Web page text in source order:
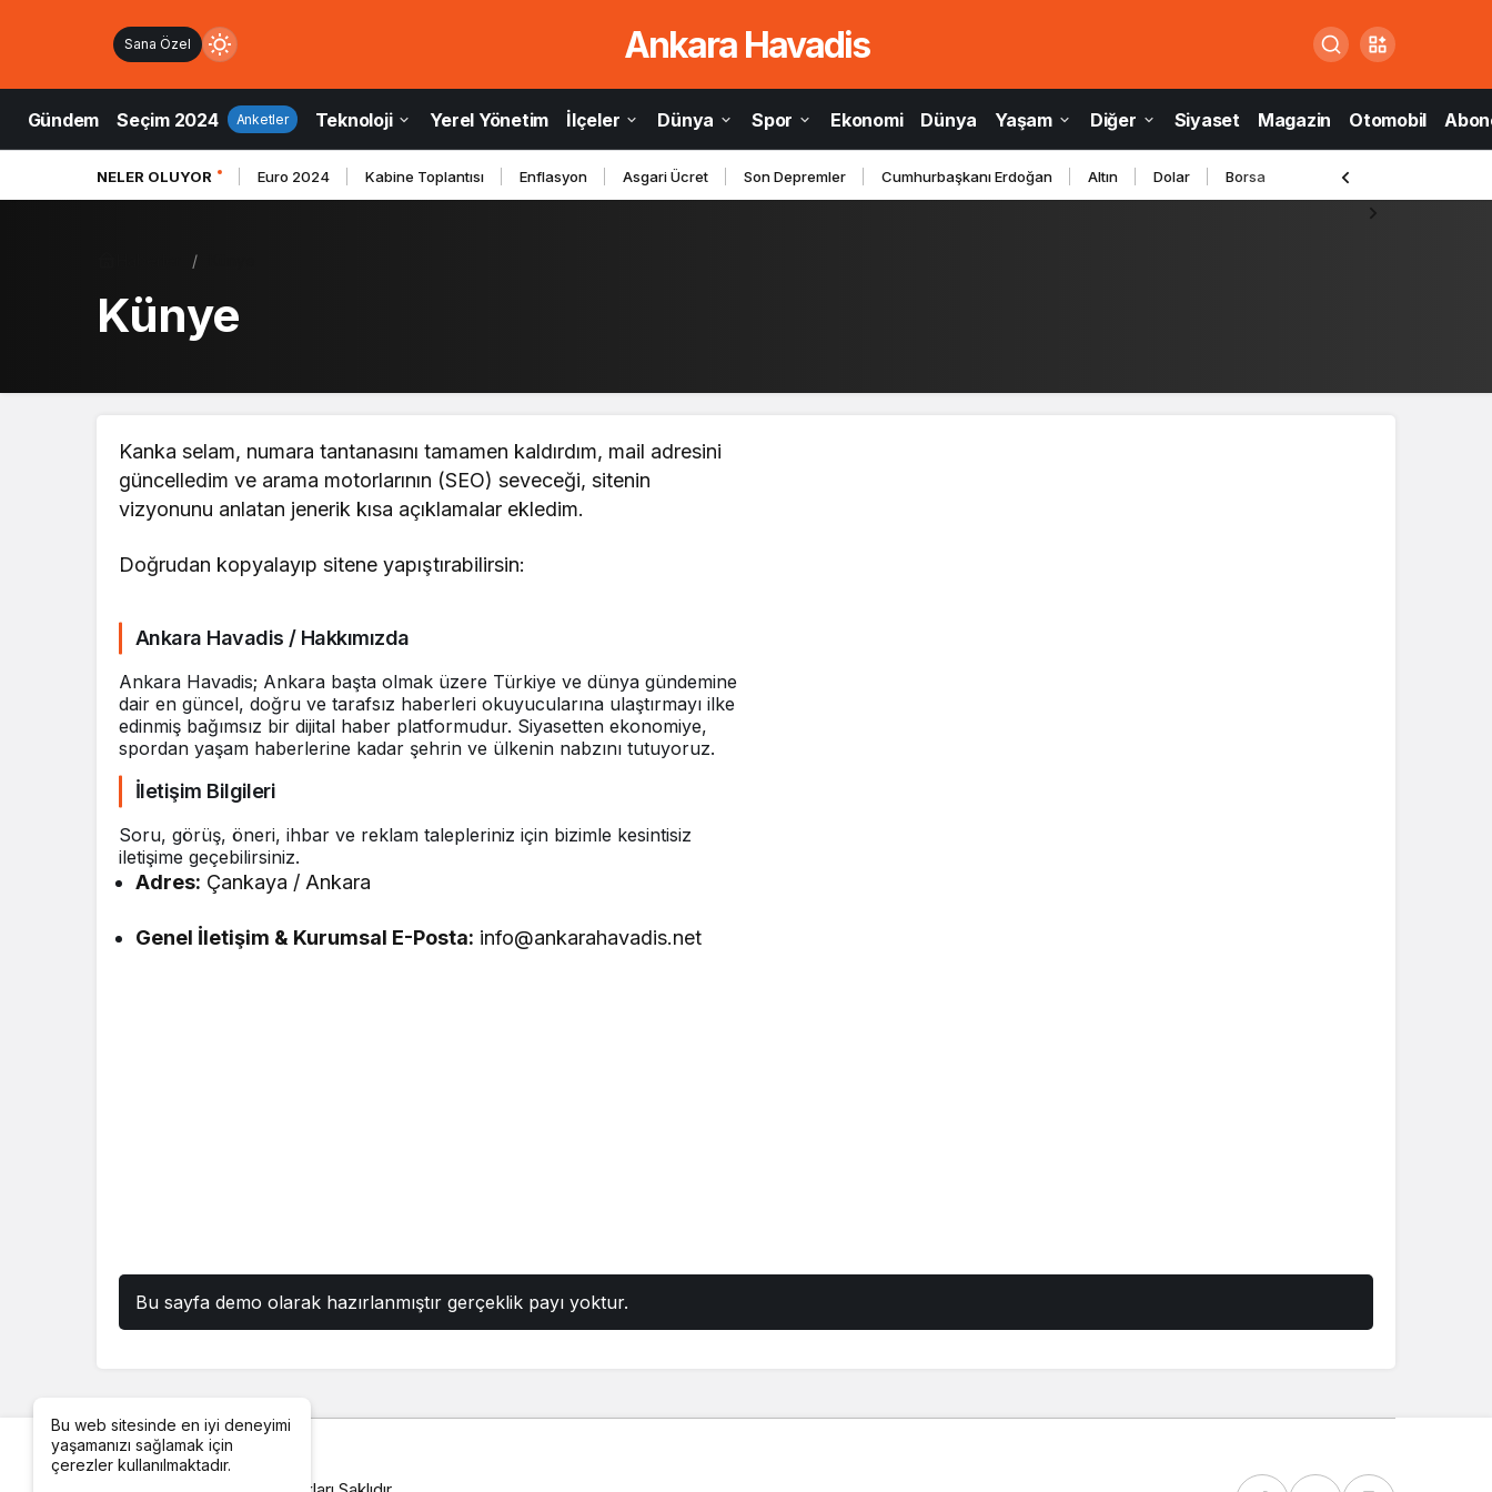
Sana Özel
Mod
Modu
modunu seçin.
Modu
Ankara Havadis
Gündem Seçim 2024 Anketler Teknoloji Yerel Yönetim İlçeler Dünya Spor Ekonomi Dünya Yaşam Diğer Siyaset Magazin Otomobil
NELER OLUYOR Euro 2024 Kabine Toplantısı Enflasyon Asgari Ücret Son Depremler Cumhurbaşkanı Erdoğan Altın Dolar Borsa
Künye
Kanka selam, numara tantanasını tamamen kaldırdım, mail adresini
güncelledim ve arama motorlarının (SEO) seveceği, sitenin
vizyonunu anlatan jenerik kısa açıklamalar ekledim.
Doğrudan kopyalayıp sitene yapıştırabilirsin:
Ankara Havadis / Hakkımızda
Ankara Havadis; Ankara başta olmak üzere Türkiye ve dünya gündemine
dair en güncel, doğru ve tarafsız haberleri okuyucularına ulaştırmayı ilke
edinmiş bağımsız bir dijital haber platformudur. Siyasetten ekonomiye,
spordan yaşam haberlerine kadar şehrin ve ülkenin nabzını tutuyoruz.
İletişim Bilgileri
Soru, görüş, öneri, ihbar ve reklam talepleriniz için bizimle kesintisiz
iletişime geçebilirsiniz.
Adres: Çankaya / Ankara
Genel İletişim & Kurumsal E-Posta: info@ankarahavadis.net
Bu sayfa demo olarak hazırlanmıştır gerçeklik payı yoktur.
Bu web sitesinde en iyi deneyimi
yaşamanızı sağlamak için
çerezler kullanılmaktadır.